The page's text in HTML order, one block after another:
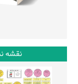
نقشه